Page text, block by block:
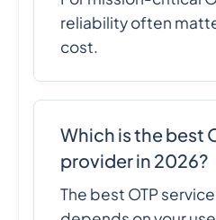
reliability often
cost.
Which is the best
provider in 2026?
The best OTP